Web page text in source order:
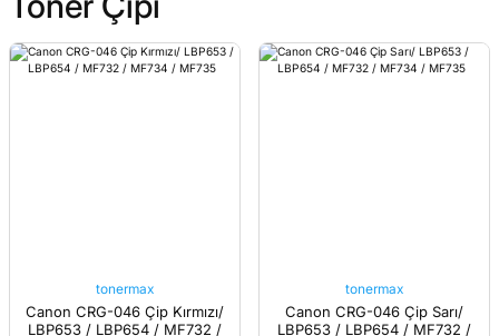
tonermax
Canon CRG-046 Çip Kırmızı/
LBP653 / LBP654 / MF732 /
tonermax
Canon CRG-046 Çip Sarı/
LBP653 / LBP654 / MF732 /